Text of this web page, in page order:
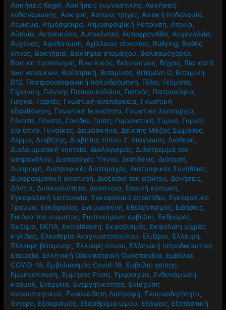
Ασκήσεις Kegel, Ασκήσεις γυμναστικής, Ασκήσεις
ενδυνάμωσης, Άσκηση, Άσπρες τρίχες, Αστική ποδηλασία,
Άτμισμα, Ατμόσφαιρα, Ατμοσφαιρική Ρύπανση, Ατονία,
Αϋπνία, Αυτοεικόνα, Αυτοκίνητο, Αυτοφροντίδα, Αυχεναλγία,
Αυχένας, Αφυδάτωση, Αχίλλειος τένοντας, Βullying, Βαθύς
ύπνος, Βακτήρια, Βακτήρια στομάχου, Βαλσαμόχορτο,
Βασική προπόνηση, Βασιλικός, Βελονισμός, Βήχας, Βία κατά
των γυναικών, Βιοϊατρική, Βιταμίνες, Βιταμίνη D, Βιταμίνη
Β12, Γαστροοισοφαγική παλινδρόμηση, Γέλιο, Γεύματα,
Γήρανση, Γιάννης Παπανικολάου, Γιατρός, Γιατροσόφια,
Γιόγκα, Γιορτές, Γνωστική ανεπάρκεια, Γνωστική
εξασθένηση, Γνωστική Ικανότητα, Γνωστική λειτουργία,
Γόνατα, Γόνατο, Γονίδια, Γρίπη, Γυμναστική, Γυμνό, Γυμνοί
για ύπνο, Γυναίκες, Δαμάσκηνα, Δείκτης Μάζας Σώματος,
Δέρμα, Διαβήτης, Διαβήτης τύπου 2, Διάγνωση, Διάθεση,
Διαλειμματική νηστεία, Διαλογισμός, Διάστρεμμα του
αστραγάλου, Διαταραχές Ύπνου, Διατάσεις, Διάταση,
Διατροφή, Διατροφικές διαταραχές, Διατροφικές Συνήθειες,
Διαφραγματική αναπνοή, Διοξείδιο του αζώτου, Δονήσεις,
Δόντια, Δυσκοιλιότητα, Δύσπνοια, Εαρινή κόπωση,
Εγκεφαλική λειτουργία, Εγκεφαλικό επεισόδιο, Εγκεφαλικό
Τραύμα, Εγκέφαλος, Εγκυμοσύνη, Εθελοντισμός, Ειδήσεις,
Εικόνα του σώματος, Εισπνεόμενο εμβόλιο, Εκδρομές,
Έκζεμα, ΕΚΠΑ, Εκπαίδευση, Εκφοβισμός, Εκφύλιση ωχράς
κηλίδας, Ελευθερία Αναγνωστοπούλου, Ελιξίριο,Έλλειψη,
Έλλειψη βιταμίνης,Έλλειψη ύπνου, Ελληνική Ιατροδικαστική
Εταιρεία, Ελληνική Οδοντιατρική Ομοσπονδία, Εμβόλια
COVID-19, Εμβολιασμός Covid-19, Εμβόλιο γρίπης,
Εμμηνόπαυση,Έμμηνος Ρύση,Έμφραγμα, Ενδυνάμωση
κορμού, Ενέργεια, Ενεργητικότητα, Ενίσχυση
ανοσοποητικού, Ενσυνείδητη Διατροφή, Ενσυνειδητότητα,
Έντερο, Εξαερισμός, Εξάρθρημα ώμου, Εξάψεις, Εξεταστική